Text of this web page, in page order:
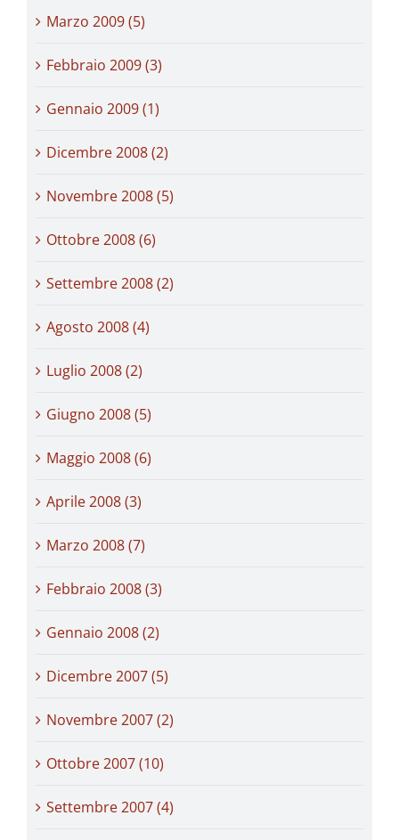
Marzo 2009 (5)
Febbraio 2009 (3)
Gennaio 2009 (1)
Dicembre 2008 (2)
Novembre 2008 (5)
Ottobre 2008 (6)
Settembre 2008 (2)
Agosto 2008 (4)
Luglio 2008 (2)
Giugno 2008 (5)
Maggio 2008 (6)
Aprile 2008 (3)
Marzo 2008 (7)
Febbraio 2008 (3)
Gennaio 2008 (2)
Dicembre 2007 (5)
Novembre 2007 (2)
Ottobre 2007 (10)
Settembre 2007 (4)